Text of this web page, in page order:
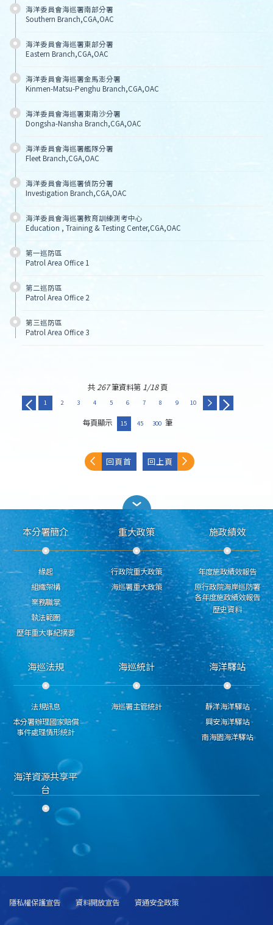
海洋委員會海巡署南部分署
Southern Branch,CGA,OAC
海洋委員會海巡署東部分署
Eastern Branch,CGA,OAC
海洋委員會海巡署金馬澎分署
Kinmen-Matsu-Penghu Branch,CGA,OAC
海洋委員會海巡署東南沙分署
Dongsha-Nansha Branch,CGA,OAC
海洋委員會海巡署艦隊分署
Fleet Branch,CGA,OAC
海洋委員會海巡署偵防分署
Investigation Branch,CGA,OAC
海洋委員會海巡署教育訓練測考中心
Education , Training & Testing Center,CGA,OAC
第一巡防區
Patrol Area Office 1
第二巡防區
Patrol Area Office 2
第三巡防區
Patrol Area Office 3
共267筆資料第 1/18頁
1 2 3 4 5 6 7 8 9 10
每頁顯示 15 45 300 筆
回頁首 回上頁
本分署簡介
緣起
組織架構
業務職掌
執法範圍
歷年重大事紀摘要
重大政策
行政院重大政策
海巡署重大政策
施政績效
年度施政績效報告
原行政院海岸巡防署
各年度施政績效報告
歷史資料
海巡法規
法規訊息
本分署辦理國家賠償
事件處理情形統計
海巡統計
海巡署主管統計
海洋驛站
靜洋海洋驛站
興安海洋驛站
南海園海洋驛站
海洋資源共享平
台
隱私權保護宣告 資料開放宣告 資通安全政策